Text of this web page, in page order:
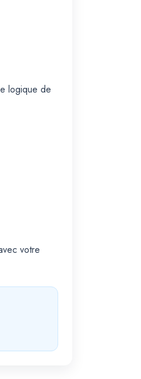
logique de
votre